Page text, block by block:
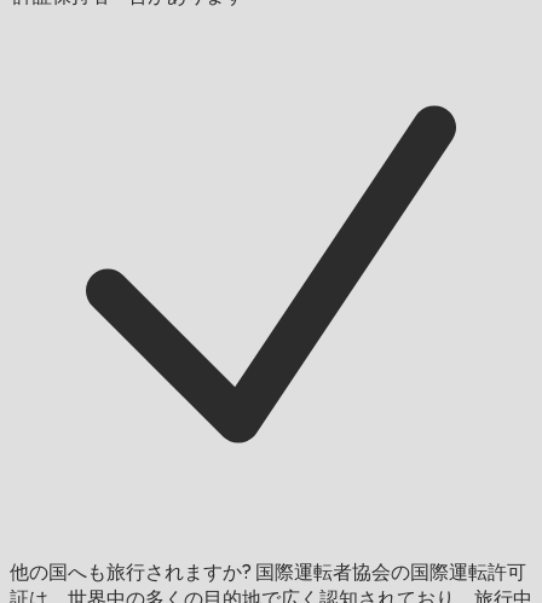
他の国へも旅行されますか? 国際運転者協会の国際運転許可